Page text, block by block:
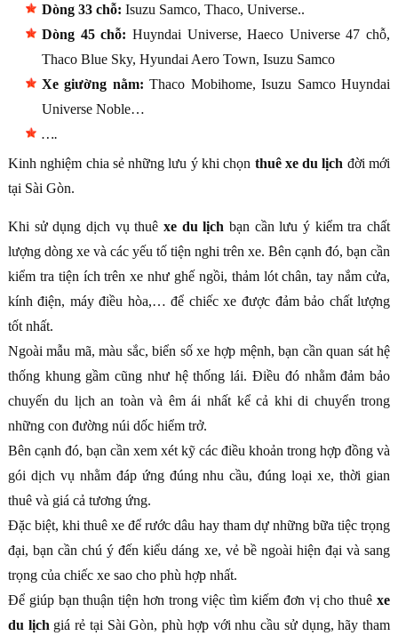
Dòng 33 chỗ: Isuzu Samco, Thaco, Universe..
Dòng 45 chỗ: Huyndai Universe, Haeco Universe 47 chỗ,
Thaco Blue Sky, Hyundai Aero Town, Isuzu Samco
Xe giường nằm: Thaco Mobihome, Isuzu Samco Huyndai
Universe Noble…
….
Kinh nghiệm chia sẻ những lưu ý khi chọn thuê xe du lịch đời mới
tại Sài Gòn.
Khi sử dụng dịch vụ thuê xe du lịch bạn cần lưu ý kiểm tra chất
lượng dòng xe và các yếu tố tiện nghi trên xe. Bên cạnh đó, bạn cần
kiểm tra tiện ích trên xe như ghế ngồi, thảm lót chân, tay nắm cửa,
kính điện, máy điều hòa,… để chiếc xe được đảm bảo chất lượng
tốt nhất.
Ngoài mẫu mã, màu sắc, biển số xe hợp mệnh, bạn cần quan sát hệ
thống khung gầm cũng như hệ thống lái. Điều đó nhằm đảm bảo
chuyến du lịch an toàn và êm ái nhất kể cả khi di chuyển trong
những con đường núi dốc hiểm trở.
Bên cạnh đó, bạn cần xem xét kỹ các điều khoản trong hợp đồng và
gói dịch vụ nhằm đáp ứng đúng nhu cầu, đúng loại xe, thời gian
thuê và giá cả tương ứng.
Đặc biệt, khi thuê xe để rước dâu hay tham dự những bữa tiệc trọng
đại, bạn cần chú ý đến kiểu dáng xe, vẻ bề ngoài hiện đại và sang
trọng của chiếc xe sao cho phù hợp nhất.
Để giúp bạn thuận tiện hơn trong việc tìm kiếm đơn vị cho thuêxe
du lịch giá rẻ tại Sài Gòn, phù hợp với nhu cầu sử dụng, hãy tham